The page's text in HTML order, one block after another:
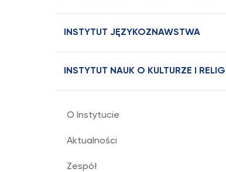
INSTYTUT JĘZYKOZNAWSTWA
INSTYTUT NAUK O KULTURZE I RELIGII
O Instytucie
Aktualności
Zespół